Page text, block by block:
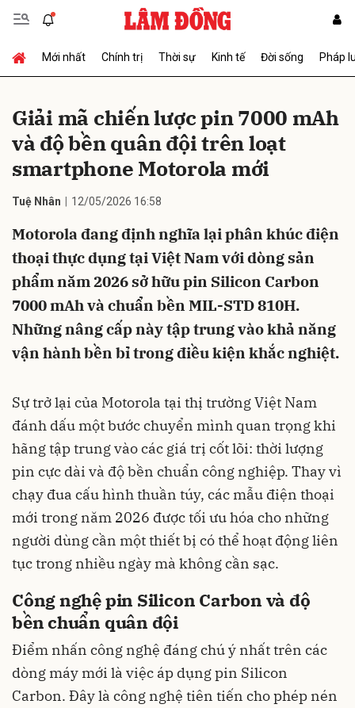
Mới nhất Chính trị Thời sự Kinh tế Đời sống Pháp
Giải mã chiến lược pin 7000 mAh
và độ bền quân đội trên loạt
smartphone Motorola mới
Tuệ Nhân 12/05/2026 16:58
Motorola đang định nghĩa lại phân khúc điện
thoại thực dụng tại Việt Nam với dòng sản
phẩm năm 2026 sở hữu pin Silicon Carbon
7000 mAh và chuẩn bền MIL-STD 810H.
Những nâng cấp này tập trung vào khả năng
vận hành bền bỉ trong điều kiện khắc nghiệt.
Sự trở lại của Motorola tại thị trường Việt Nam
đánh dấu một bước chuyển mình quan trọng khi
hãng tập trung vào các giá trị cốt lõi: thời lượng
pin cực dài và độ bền chuẩn công nghiệp. Thay vì
chạy đua cấu hình thuần túy, các mẫu điện thoại
mới trong năm 2026 được tối ưu hóa cho những
người dùng cần một thiết bị có thể hoạt động liên
tục trong nhiều ngày mà không cần sạc.
Công nghệ pin Silicon Carbon và độ
bền chuẩn quân đội
Điểm nhấn công nghệ đáng chú ý nhất trên các
dòng máy mới là việc áp dụng pin Silicon
Carbon. Đây là công nghệ tiên tiến cho phép nén
Gửi bình luận
Hủy Gửi